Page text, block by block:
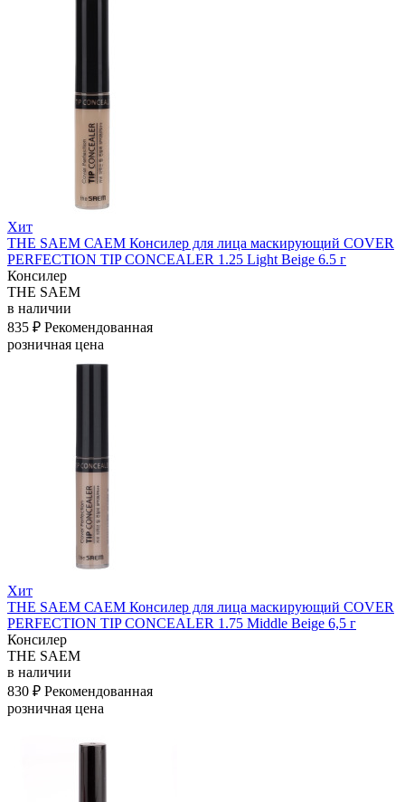
Хит
THE SAEM САЕМ Консилер для лица маскирующий COVER
PERFECTION TIP CONCEALER 1.25 Light Beige 6.5 г
Консилер
THE SAEM
в наличии
835 ₽ Рекомендованная
розничная цена
Хит
THE SAEM САЕМ Консилер для лица маскирующий COVER
PERFECTION TIP CONCEALER 1.75 Middle Beige 6,5 г
Консилер
THE SAEM
в наличии
830 ₽ Рекомендованная
розничная цена